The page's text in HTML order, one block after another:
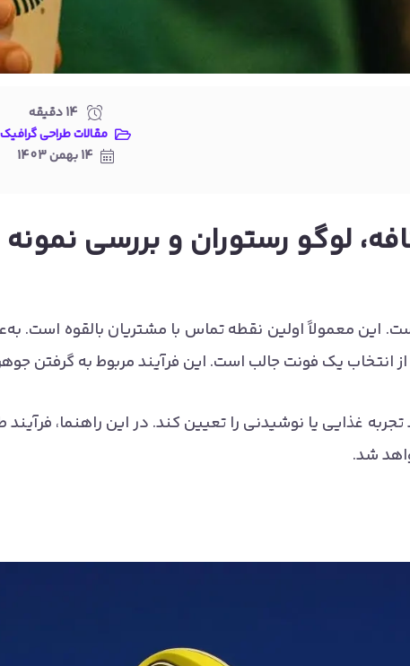
14دقیقه
مقالات طراحی گرافیک
14 بهمن 1403
لوگو رستوران و بررسی
این معمولاً اولین نقطه تماس با مشتریان بالقوه است.
انتخاب یک فونت جالب است. این فرآیند مربوط به گرفتن
تجربه غذایی یا نوشیدنی را تعیین کند. در این راهنما،
شد.